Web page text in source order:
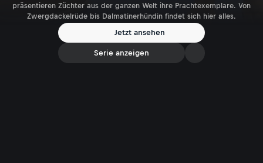
präsentieren Züchter aus der ganzen Welt ihre Prachtexemplare. Von
Zwergdackelrüde bis Dalmatinerhündin findet sich hier alles.
Jetzt ansehen
Serie anzeigen